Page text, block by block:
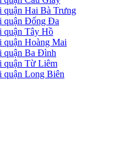
quận Hai Bà Trưng
quận Đống Đa
quận Tây Hồ
quận Hoàng Mai
quận Ba Đình
quận Từ Liêm
quận Long Biên